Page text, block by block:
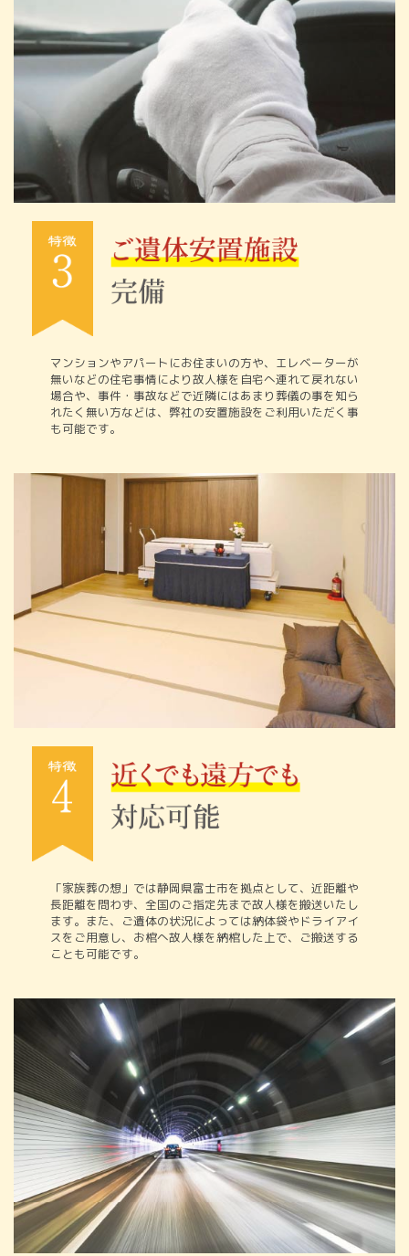
マンションやアパートにお住まいの方や、エレベーターが
無いなどの住宅事情により故人様を自宅へ連れて戻れない
場合や、事件・事故などで近隣にはあまり葬儀の事を知ら
れたく無い方などは、弊社の安置施設をご利用いただく事
も可能です。
「家族葬の想」では静岡県富士市を拠点として、近距離や
長距離を問わず、全国のご指定先まで故人様を搬送いたし
ます。また、ご遺体の状況によっては納体袋やドライアイ
スをご用意し、お棺へ故人様を納棺した上で、ご搬送する
ことも可能です。